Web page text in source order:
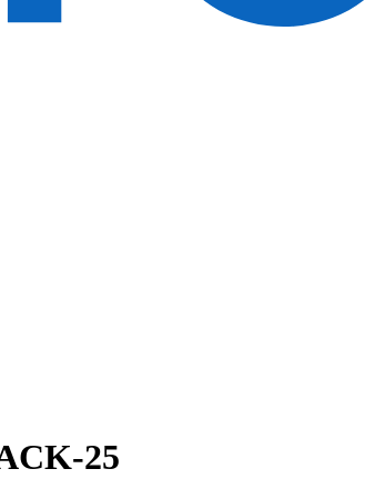
25